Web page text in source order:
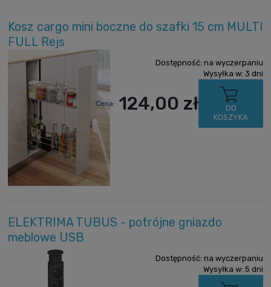
Kosz cargo mini boczne do szafki 15 cm MULTI
FULL Rejs
Dostępność: na wyczerpaniu
Wysyłka w: 3 dni
Cena: 124,00 zł
DO
KOSZYKA
ELEKTRIMA TUBUS - potrójne gniazdo
meblowe USB
Dostępność: na wyczerpaniu
Wysyłka w: 5 dni